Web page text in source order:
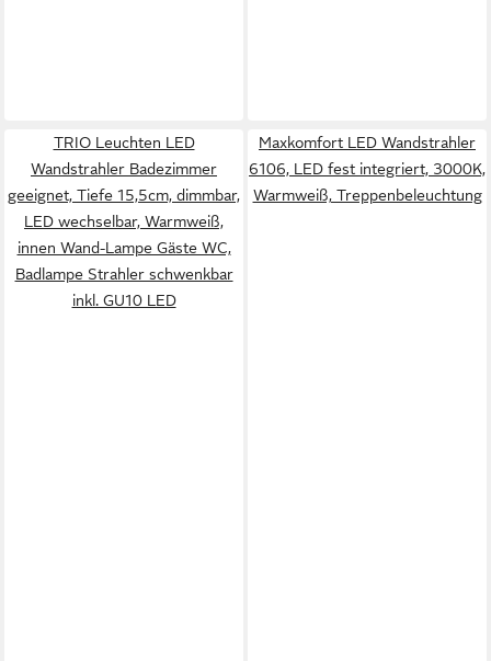
TRIO Leuchten LED
Wandstrahler Badezimmer
geeignet, Tiefe 15,5cm, dimmbar,
LED wechselbar, Warmweiß,
innen Wand-Lampe Gäste WC,
Badlampe Strahler schwenkbar
inkl. GU10 LED
Maxkomfort LED Wandstrahler
6106, LED fest integriert, 3000K,
Warmweiß, Treppenbeleuchtung